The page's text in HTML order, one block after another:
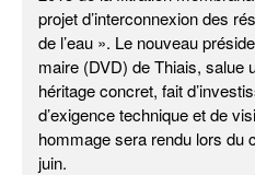
projet d’interconnexion des
de l’eau ». Le nouveau
maire (DVD) de Thiais, salue
héritage concret, fait
d’exigence technique et de
hommage sera rendu lors du
juin.